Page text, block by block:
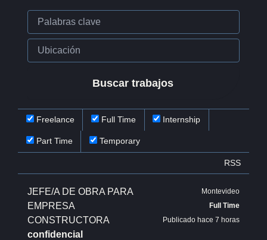
Freelance Full Time Internship
Part Time Temporary
RSS
JEFE/A DE OBRA PARA
EMPRESA
CONSTRUCTORA
confidencial
Montevideo
Full Time
Publicado hace 7 horas